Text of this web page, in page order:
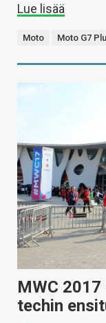
Lue lisää
Moto Moto G7
MWC
techin